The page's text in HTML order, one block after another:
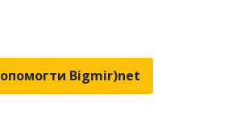
Bigmir)net